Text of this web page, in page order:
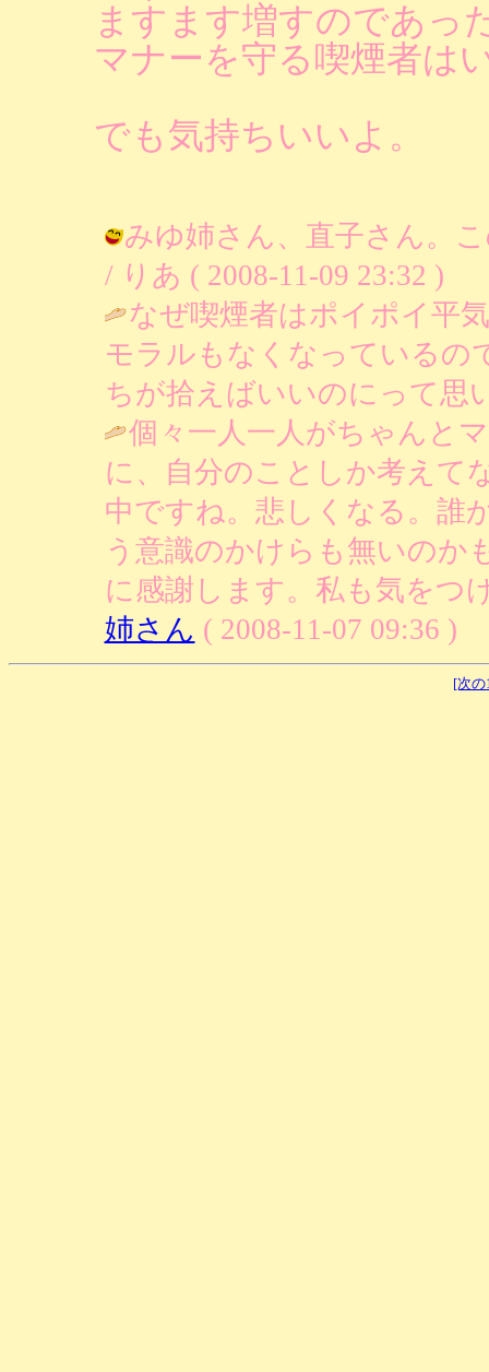
ますます増すのであっ
マナーを守る喫煙者は
でも気持ちいいよ。
みゆ姉さん、直子さん。
/ りあ ( 2008-11-09 23:32 )
なぜ喫煙者はポイポイ平
モラルもなくなっているの
ちが拾えばいいのにって思
個々一人一人がちゃんと
に、自分のことしか考えて
中ですね。悲しくなる。誰
う意識のかけらも無いのか
に感謝します。私も気をつ
姉さん ( 2008-11-07 09:36 )
[次